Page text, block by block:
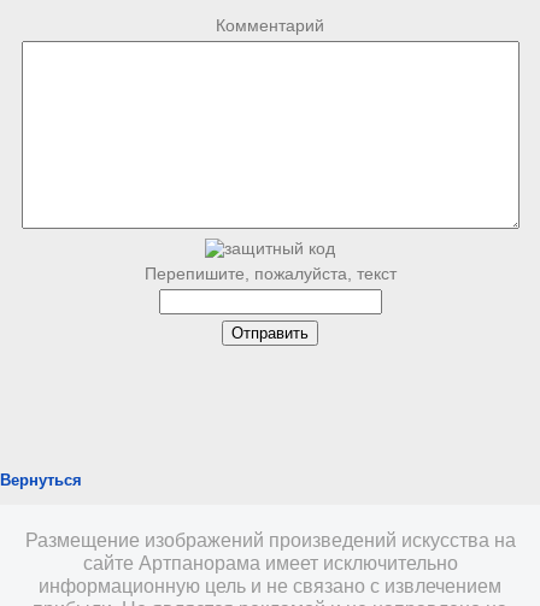
Комментарий
Перепишите, пожалуйста, текст
Вернуться
Размещение изображений произведений искусства на
сайте Артпанорама имеет исключительно
информационную цель и не связано с извлечением